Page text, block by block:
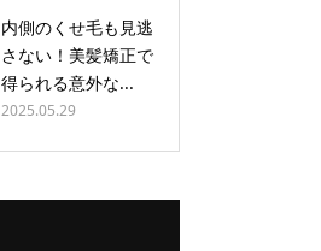
内側のくせ毛も見逃
さない！美髪矯正で
得られる意外な...
2025.05.29